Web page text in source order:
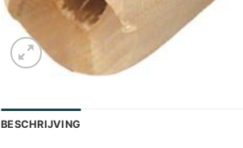
BESCHRIJVING